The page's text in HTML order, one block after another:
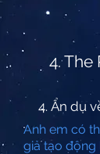
4. The
4. Ẩn dụ
Anh em có
giả tạo động